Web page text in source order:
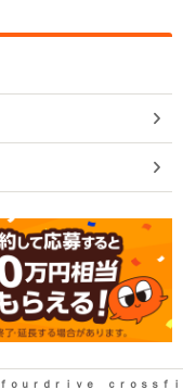
ｆｏｕｒｄｒｉｖｅ ｃｒｏｓｓｆ